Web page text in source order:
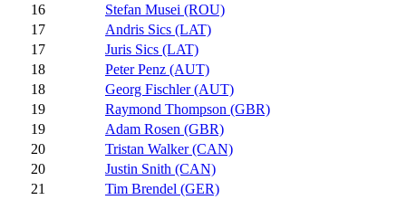
16
Stefan Musei (ROU)
17
Andris Sics (LAT)
17
Juris Sics (LAT)
18
Peter Penz (AUT)
18
Georg Fischler (AUT)
19
Raymond Thompson (GBR)
19
Adam Rosen (GBR)
20
Tristan Walker (CAN)
20
Justin Snith (CAN)
21
Tim Brendel (GER)